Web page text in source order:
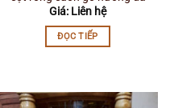
Giá: Liên hệ
ĐỌC TIẾP